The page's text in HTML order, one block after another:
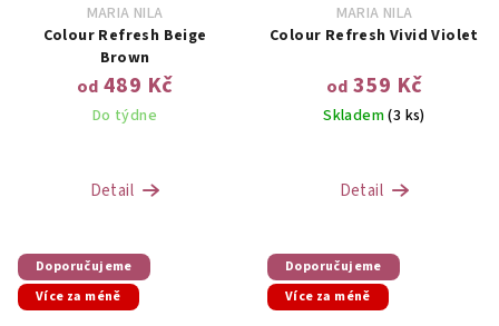
MARIA NILA
Colour Refresh Beige
Brown
od 489 Kč
Do týdne
Detail
MARIA NILA
Colour Refresh Vivid Violet
od 359 Kč
Skladem(3 ks)
Detail
Doporučujeme
Více za méně
Doporučujeme
Více za méně